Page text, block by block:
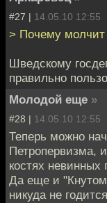
#27 | 14.05.10 12:55
> Почему молчит
Шведскому
правильно
Молодой еще »
#28 | 14.05.10 12:55
Теперь можно
Петропервизма,
костях невинных
Да еще и
никуда не